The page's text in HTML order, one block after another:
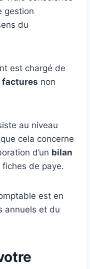
gestion
du
est chargé de
factures non
au niveau
cela concerne
d’un bilan
de paye.
est en
annuels et du